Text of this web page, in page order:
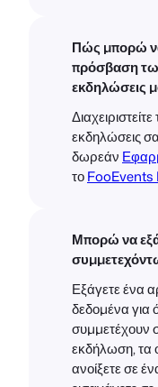
Πώς μπορώ
πρόσβαση
εκδηλώσεις
εκδηλώσεις
δωρεάν
τοFooEvents
Μπορώ να
Εξάγετε ένα
δεδομένα για
συμμετέχουν
εκδήλωση, τα
ανοίξετε σε